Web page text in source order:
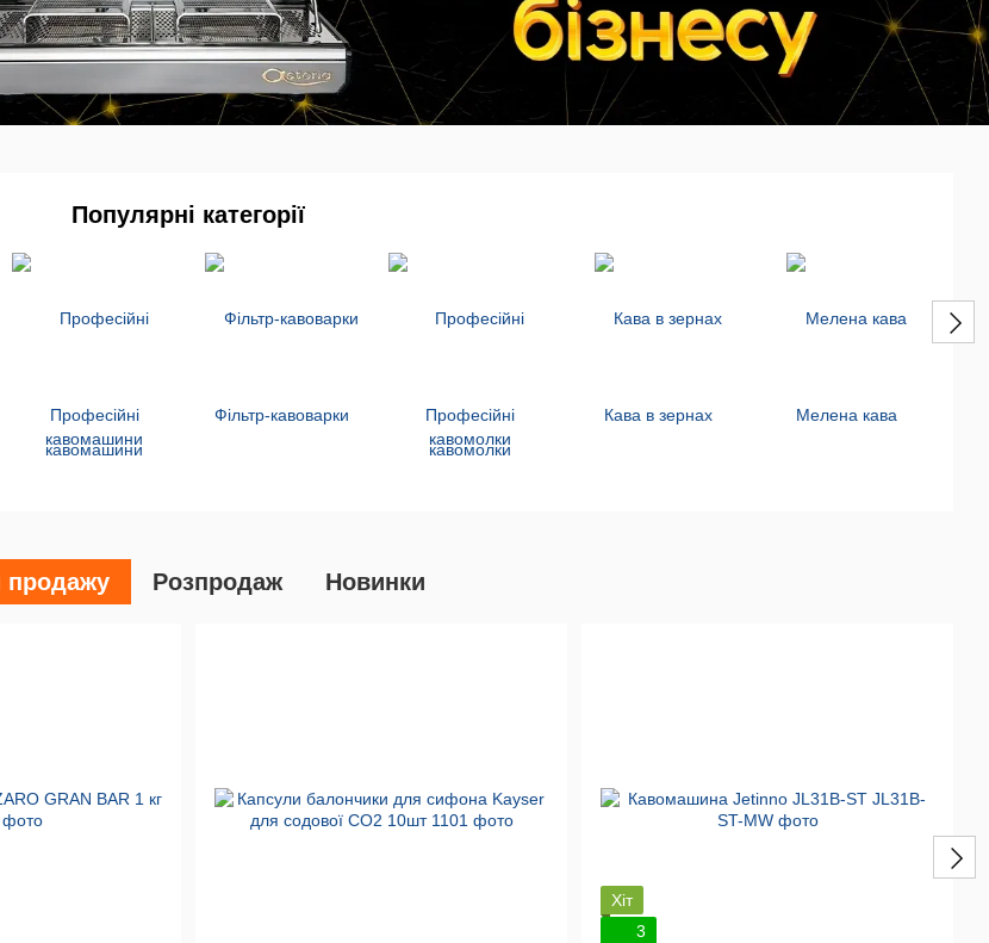
Популярні категорії
Професійні
кавомашини
Фільтр-кавоварки
Професійні
кавомолки
Кава в зернах Мелена кава
продажу Розпродаж Новинки
Хіт
3